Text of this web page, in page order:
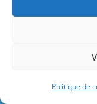
Politique de
Amazon et
Complétez votre
Conseils